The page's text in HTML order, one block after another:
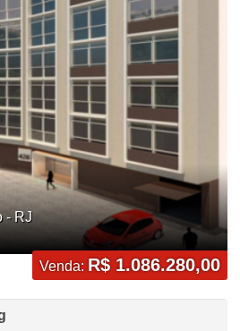
- RJ
Venda: R$ 1.086.280,00